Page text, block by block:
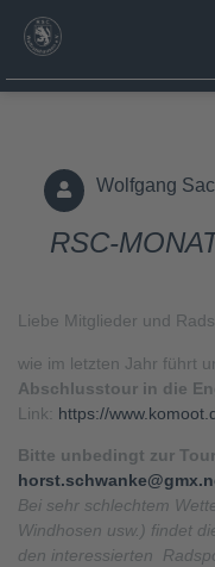
Wolfgang
RSC-
Liebe Mitglieder und
wie im letzten Jahr führt
Abschlusstour in die
Link: https://
Bitte unbedingt zur
Bei sehr schlechtem
Windhosen usw.) findet
den interessierten